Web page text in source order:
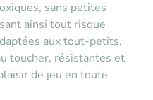
sans petites
ainsi tout risque
aux tout-petits,
toucher, résistantes et
de jeu en toute